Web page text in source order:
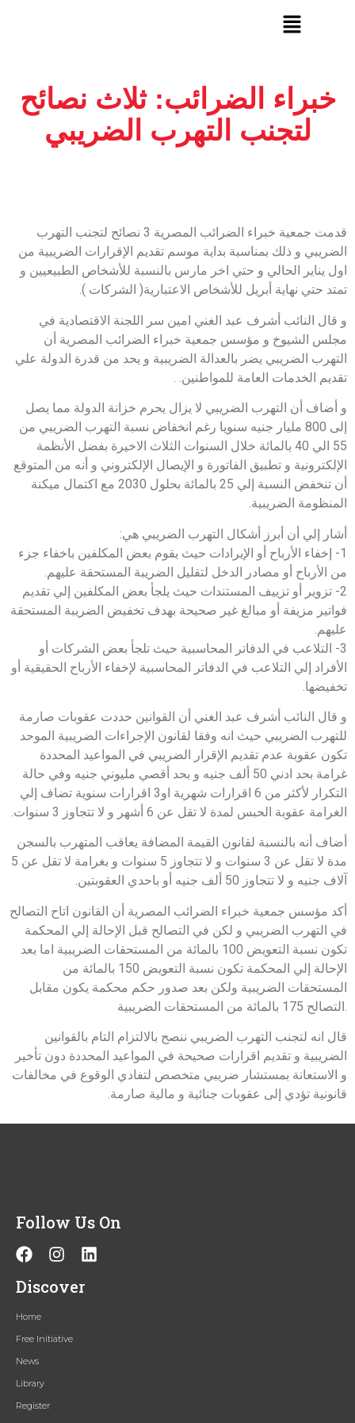
خبراء الضرائب: ثلاث نصائح
لتجنب التهرب الضريبي
قدمت جمعية خبراء الضرائب المصرية 3 نصائح لتجنب التهرب
الضريبي و ذلك بمناسبة بداية موسم تقديم الإقرارات الضريبية من
اول يناير الحالي و حتي اخر مارس بالنسبة للأشخاص الطبيعيين و
تمتد حتي نهاية أبريل للأشخاص الاعتبارية( الشركات ).
و قال النائب أشرف عبد الغني امين سر اللجنة الاقتصادية في
مجلس الشيوخ و مؤسس جمعية خبراء الضرائب المصرية أن
التهرب الضريبي يضر بالعدالة الضريبية و يحد من قدرة الدولة علي
تقديم الخدمات العامة للمواطنين. .
و أضاف أن التهرب الضريبي لا يزال يحرم خزانة الدولة مما يصل
إلى 800 مليار جنيه سنويا رغم انخفاض نسبة التهرب الضريبي من
55 الي 40 بالمائة خلال السنوات الثلاث الاخيرة بفضل الأنظمة
الإلكترونية و تطبيق الفاتورة و الإيصال الإلكتروني و أنه من المتوقع
أن تنخفض النسبة إلي 25 بالمائة بحلول 2030 مع اكتمال ميكنة
المنظومة الضريبية.
أشار إلي أن أبرز أشكال التهرب الضريبي هي:
1- إخفاء الأرباح أو الإيرادات حيث يقوم بعض المكلفين باخفاء جزء
من الأرباح أو مصادر الدخل لتقليل الضريبة المستحقة عليهم.
2- تزوير أو تزييف المستندات حيث يلجأ بعض المكلفين إلي تقديم
فواتير مزيفة أو مبالغ غير صحيحة بهدف تخفيض الضريبة المستحقة
عليهم.
3- التلاعب في الدفاتر المحاسبية حيث تلجأ بعض الشركات أو
الأفراد إلي التلاعب في الدفاتر المحاسبية لإخفاء الأرباح الحقيقية أو
تخفيضها.
و قال النائب أشرف عبد الغني أن القوانين حددت عقوبات صارمة
للتهرب الضريبي حيث انه وفقا لقانون الإجراءات الضريبية الموحد
تكون عقوبة عدم تقديم الإقرار الضريبي في المواعيد المحددة
غرامة بحد ادني 50 ألف جنيه و بحد أقصي مليوني جنيه وفي حالة
التكرار لأكثر من 6 اقرارات شهرية او3 اقرارات سنوية تضاف إلي
الغرامة عقوبة الحبس لمدة لا تقل عن 6 أشهر و لا تتجاوز 3 سنوات.
أضاف أنه بالنسبة لقانون القيمة المضافة يعاقب المتهرب بالسجن
مدة لا تقل عن 3 سنوات و لا تتجاوز 5 سنوات و بغرامة لا تقل عن 5
آلاف جنيه و لا تتجاوز 50 ألف جنيه أو باحدي العقوبتين.
أكد مؤسس جمعية خبراء الضرائب المصرية أن القانون اتاح التصالح
في التهرب الضريبي و لكن في التصالح قبل الإحالة إلي المحكمة
تكون نسبة التعويض 100 بالمائة من المستحقات الضريبية اما بعد
الإحالة إلي المحكمة تكون نسبة التعويض 150 بالمائة من
المستحقات الضريبية ولكن بعد صدور حكم محكمة يكون مقابل
قال انه لتجنب التهرب الضريبي ننصح بالالتزام التام بالقوانين
الضريبية و تقديم اقرارات صحيحة في المواعيد المحددة دون تأخير
و الاستعانة بمستشار ضريبي متخصص لتفادي الوقوع في مخالفات
قانونية تؤدي إلى عقوبات جنائية و مالية صارمة.
Follow Us On
Discover
Home
Free Initiative
News
Library
Register